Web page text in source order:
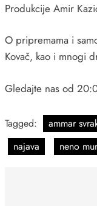
Produkcije Amir
O pripremama i
Kovač, kao i mnogi
Gledajte nas od
Tagged: ammar
najava
neno